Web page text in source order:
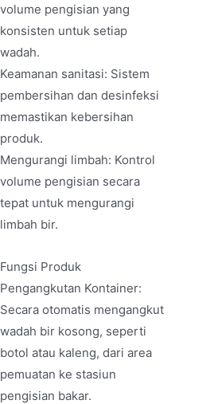
volume pengisian yang
konsisten untuk setiap
wadah.
Keamanan sanitasi: Sistem
pembersihan dan desinfeksi
memastikan kebersihan
produk.
Mengurangi limbah: Kontrol
volume pengisian secara
tepat untuk mengurangi
limbah bir.
Fungsi Produk
Pengangkutan Kontainer:
Secara otomatis mengangkut
wadah bir kosong, seperti
botol atau kaleng, dari area
pemuatan ke stasiun
pengisian bakar.